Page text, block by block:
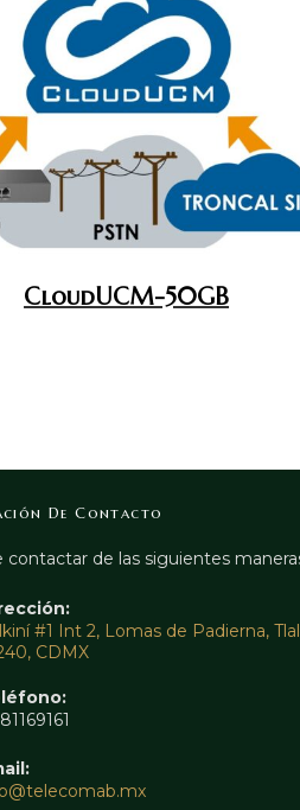
CloudUCM-50GB
De Contacto
contactar de las siguientes
#1 Int 2, Lomas de Padierna,
CDMX
Abre